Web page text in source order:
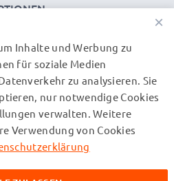
zu 1000 Ladezyklen
- Kurzschluss-,
Tests - Jede der
dem Einbau getestet
Mehrwertsteuer und
beachten Sie, dass alle
zur Information über unsere
×
Inhalte und Werbung zu
für soziale Medien
zu analysieren. Sie
nur notwendige Cookies
verwalten. Weitere
Verwendung von Cookies